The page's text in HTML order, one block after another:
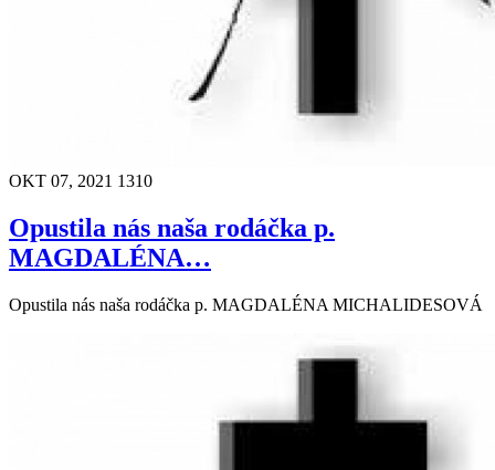
OKT 07, 2021 1310
Opustila nás naša rodáčka p.
MAGDALÉNA…
Opustila nás naša rodáčka p. MAGDALÉNA MICHALIDESOVÁ